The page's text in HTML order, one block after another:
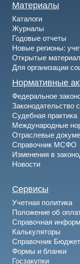
Материалы
Каталоги
Журналы
Годовые отчеты
Новые регионы:
Открытые
Для организации
Нормативные
Федеральное
Законодательство
Судебная практика
Международные
Отраслевые
Справочник МСФО
Изменения в
Новости
Сервисы
Учетная политика
Положение об
Справочная
Калькуляторы
Справочник
Формы и бланки
Госзакупки